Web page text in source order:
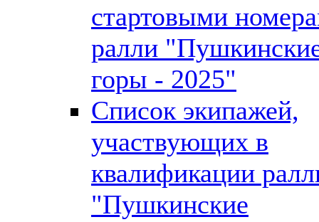
стартовыми
ралли
горы - 2025"
Список экипажей,
участвующих в
квалификации
"Пушкинские